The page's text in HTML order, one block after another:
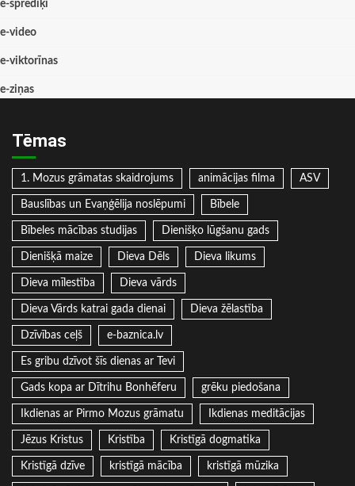
e-sprediķi
e-video
e-viktorīnas
e-ziņas
Tēmas
1. Mozus grāmatas skaidrojums animācijas filma ASV
Bauslības un Evaņģēlija noslēpumi Bībele
Bībeles mācības studijas Dienišķo lūgšanu gads
Dienišķā maize Dieva Dēls Dieva likums
Dieva mīlestība Dieva vārds
Dieva Vārds katrai gada dienai Dieva žēlastība
Dzīvības ceļš e-baznica.lv
Es gribu dzīvot šīs dienas ar Tevi
Gads kopa ar Dītrihu Bonhēferu grēku piedošana
Ikdienas ar Pirmo Mozus grāmatu Ikdienas meditācijas
Jēzus Kristus Kristība Kristīgā dogmatika
Kristīgā dzīve kristīgā mācība kristīgā mūzika